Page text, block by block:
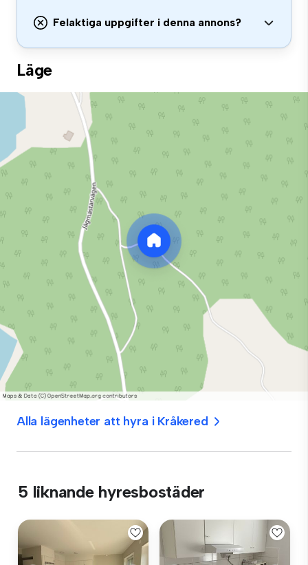
Felaktiga uppgifter i denna annons?
Läge
Alla lägenheter att hyra i Kråkered
5 liknande hyresbostäder